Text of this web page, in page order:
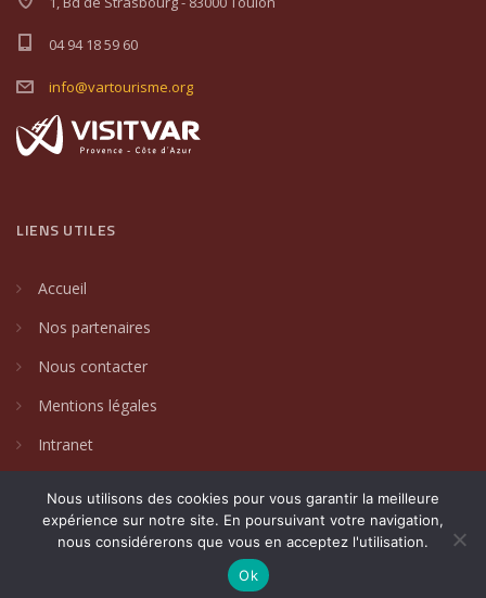
04 94 18 59 60
info@vartourisme.org
LIENS UTILES
Accueil
Nos partenaires
Nous contacter
Mentions légales
Intranet
2024 © Villages de caractère du Var. Un site créé parDAKIN
Communication Globale
Nous utilisons des cookies pour vous garantir la meilleure
expérience sur notre site. En poursuivant votre navigation,
nous considérerons que vous en acceptez l'utilisation.
Ok